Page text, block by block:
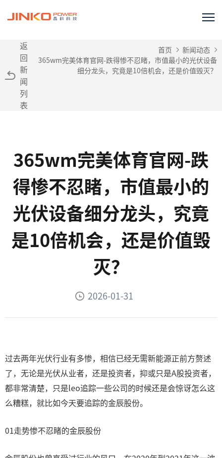
返
回
新
闻
列
表
首页
新闻动态
365wm完美体育官网-跌得惨不忍睹，市值最小的光伏设备
细分龙头，究竟是10倍机会，还是价值毁灭？
365wm完美体育官网-跌
得惨不忍睹，市值最小的
光伏设备细分龙头，究竟
是10倍机会，还是价值毁
灭？
2026-01-31
过去两年光伏行业有多惨，相信已经无需新能源正前方赘述
了，无论是光伏从业者，还是投资者，抑或只是A股投资者，
都非常清楚，只是leo追踪一些公司的时候还是会惊讶怎么这
么糟糕，就比如今天要追踪的金辰股份。
01走势惨不忍睹的金辰股份